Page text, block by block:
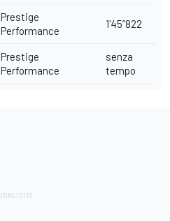
Prestige
Performance
1'45”822
Prestige
Performance
senza
tempo